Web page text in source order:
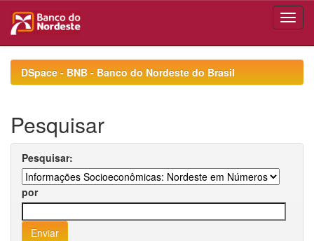
navigationDSpace - BNB - Banco do Nordeste do Brasil
Pesquisar
Pesquisar:
por